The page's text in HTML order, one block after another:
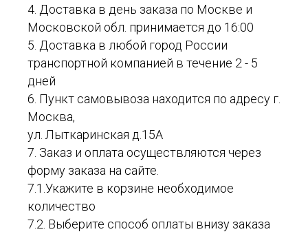
4. Доставка в день заказа по Москве и
Московской обл. принимается до 16:00
5. Доставка в любой город России
транспортной компанией в течение 2 - 5
дней
6. Пункт самовывоза находится по адресу г.
Москва,
ул. Лыткаринская д.15А
7. Заказ и оплата осуществляются через
форму заказа на сайте.
7.1.Укажите в корзине необходимое
количество
7.2. Выберите способ оплаты внизу заказа